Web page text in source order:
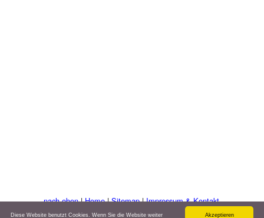
nach oben|Home|Sitemap|Impressum & Kontakt
©: www.alpen-seen-urlaub.de
Akzeptieren
Diese Website benutzt Cookies. Wenn Sie die Website weiter